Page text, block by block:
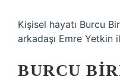
Kişisel hayatı Burcu
arkadaşı Emre Yetkin
BURCU